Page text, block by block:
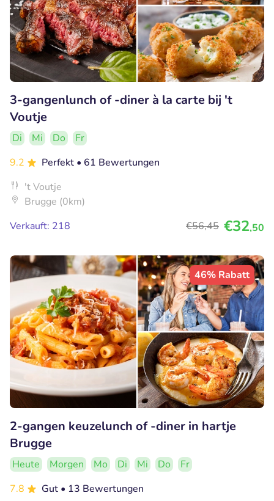
3-gangenlunch of -diner à la carte bij 't
Voutje
Di Mi Do
Fr
9.2
Perfekt • 61 Bewertungen
't Voutje
Brugge (0km)
Verkauft: 218
€56,45 €32,50
46% Rabatt
2-gangen keuzelunch of -diner in hartje
Brugge
Heute Morgen Mo Di Mi Do
Fr
7.8
Gut • 13 Bewertungen